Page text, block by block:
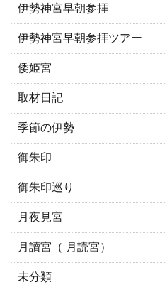
伊勢神宮早朝参拝
伊勢神宮早朝参拝ツアー
倭姫宮
取材日記
季節の伊勢
御朱印
御朱印巡り
月夜見宮
月讀宮（ 月読宮）
未分類